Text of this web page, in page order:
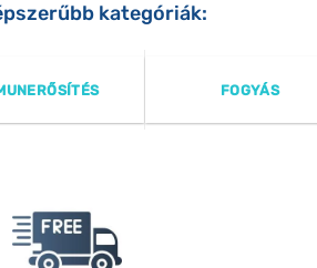
kategóriák:
FOGYÁS